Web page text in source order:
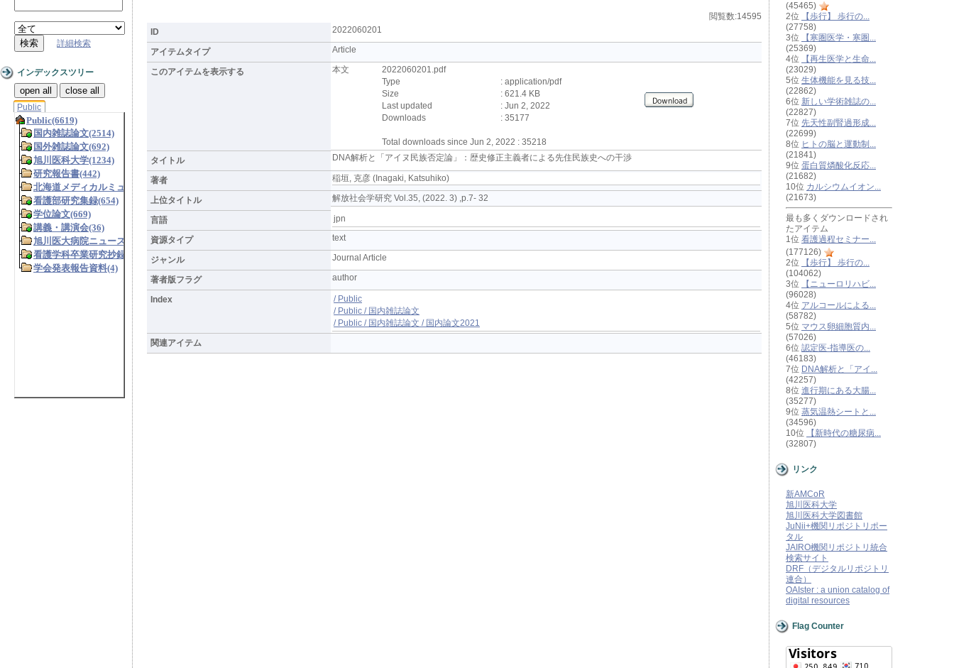
詳細検索
インデックスツリー
open all close all
Public
閲覧数:14595
ID
2022060201
アイテムタイプ Article
このアイテムを表示する 本文
2022060201.pdf
Type
: application/pdf
Size
: 621.4 KB
Last updated
: Jun 2, 2022
Downloads
: 35177
Total downloads since Jun 2, 2022 : 35218
タイトル
DNA解析と「アイヌ民族否定論」：歴史修正主義者による先住民族史への干渉
著者 稲垣, 克彦 (Inagaki, Katsuhiko)
上位タイトル 解放社会学研究 Vol.35, (2022. 3) ,p.7- 32
言語 jpn
資源タイプ text
ジャンル Journal Article
著者版フラグ author
Index
/ Public
/ Public / 国内雑誌論文
/ Public / 国内雑誌論文 / 国内論文2021
関連アイテム
(45465)
2位
【歩行】 歩行の...
(27758)
3位
【寒圏医学・寒圏...
(25369)
4位
【再生医学と生命...
(23029)
5位 生体機能を見る技...
(22862)
6位 新しい学術雑誌の...
(22827)
7位 先天性副腎過形成...
(22699)
8位 ヒトの脳と運動制...
(21841)
9位 蛋白質燐酸化反応...
(21682)
10位 カルシウムイオン...
(21673)
最も多くダウンロードされ
たアイテム
1位 看護過程セミナー...
(177126)
2位
【歩行】 歩行の...
(104062)
3位
【ニューロリハビ...
(96028)
4位 アルコールによる...
(58782)
5位 マウス卵細胞質内...
(57026)
6位 認定医-指導医の...
(46183)
7位 DNA解析と「アイ...
(42257)
8位 進行期にある大腸...
(35277)
9位 蒸気温熱シートと...
(34596)
10位
【新時代の糖尿病...
(32807)
リンク
新AMCoR
旭川医科大学
旭川医科大学図書館
JuNii+機関リポジトリポー
タル
JAIRO機関リポジトリ統合
検索サイト
DRF（デジタルリポジトリ
連合）
OAIster : a union catalog of
digital resources
Flag Counter